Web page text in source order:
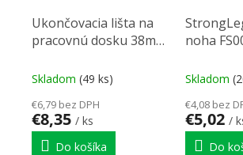
Ukončovacia lišta na
pracovnú dosku 38mm
čierna mat
Skladom (49 ks)
€6,79 bez DPH
€8,35 / ks
Do košíka
noha
Skladom
€4,08 bez
€5,02 /
Do